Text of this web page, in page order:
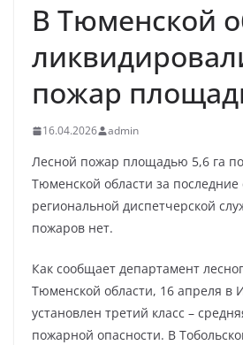
В Тюменской
пожар
16.04.2026 admin
Лесной пожар площадью 5,6 га
Тюменской области за
региональной диспетчерской
пожаров нет.
Как сообщает департамент
Тюменской области, 16 апреля в
установлен третий класс –
пожарной опасности. В